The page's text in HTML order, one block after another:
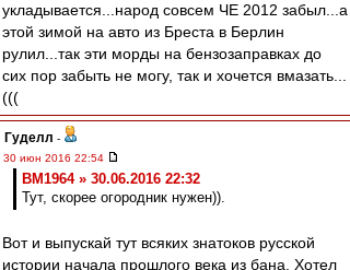
укладывается...народ совсем ЧЕ 2012 забыл...а
этой зимой на авто из Бреста в Берлин
рулил...так эти морды на бензозаправках до
сих пор забыть не могу, так и хочется вмазать...
(((
Гуделл -
30 июн 2016 22:54
BM1964 » 30.06.2016 22:32
Тут, скорее огородник нужен)).
Вот и выпускай тут всяких знатоков русской
истории начала прошлого века из бана. Хотел